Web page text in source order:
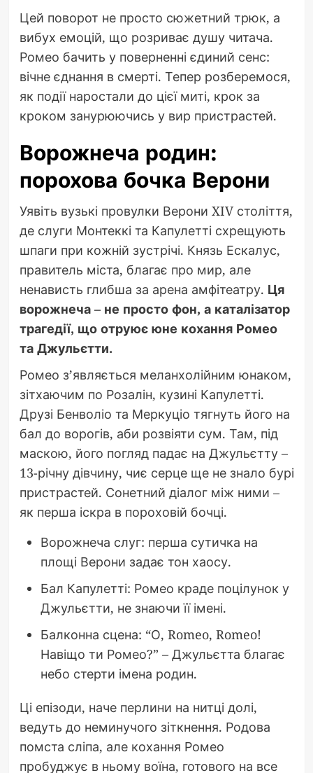
Цей поворот не просто сюжетний трюк, а
вибух емоцій, що розриває душу читача.
Ромео бачить у поверненні єдиний сенс:
вічне єднання в смерті. Тепер розберемося,
як події наростали до цієї миті, крок за
кроком занурюючись у вир пристрастей.
Ворожнеча родин:
порохова бочка Верони
Уявіть вузькі провулки Верони XIV століття,
де слуги Монтеккі та Капулетті схрещують
шпаги при кожній зустрічі. Князь Ескалус,
правитель міста, благає про мир, але
ненависть глибша за арена амфітеатру. Ця
ворожнеча – не просто фон, а каталізатор
трагедії, що отруює юне кохання Ромео
та Джульєтти.
Ромео з’являється меланхолійним юнаком,
зітхаючим по Розалін, кузині Капулетті.
Друзі Бенволіо та Меркуціо тягнуть його на
бал до ворогів, аби розвіяти сум. Там, під
маскою, його погляд падає на Джульєтту –
13-річну дівчину, чиє серце ще не знало бурі
пристрастей. Сонетний діалог між ними –
як перша іскра в пороховій бочці.
Ворожнеча слуг: перша сутичка на
площі Верони задає тон хаосу.
Бал Капулетті: Ромео краде поцілунок у
Джульєтти, не знаючи її імені.
Балконна сцена: “О, Romeo, Romeo!
Навіщо ти Ромео?” – Джульєтта благає
небо стерти імена родин.
Ці епізоди, наче перлини на нитці долі,
ведуть до неминучого зіткнення. Родова
помста сліпа, але кохання Ромео
пробуджує в ньому воїна, готового на все